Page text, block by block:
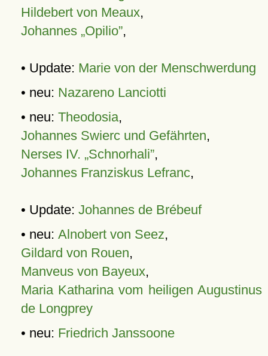
Hildebert von Meaux,
Johannes „Opilio”,
• Update: Marie von der Menschwerdung
• neu: Nazareno Lanciotti
• neu: Theodosia,
Johannes Swierc und Gefährten,
Nerses IV. „Schnorhali”,
Johannes Franziskus Lefranc,
• Update: Johannes de Brébeuf
• neu: Alnobert von Seez,
Gildard von Rouen,
Manveus von Bayeux,
Maria Katharina vom heiligen Augustinus
de Longprey
• neu: Friedrich Janssoone